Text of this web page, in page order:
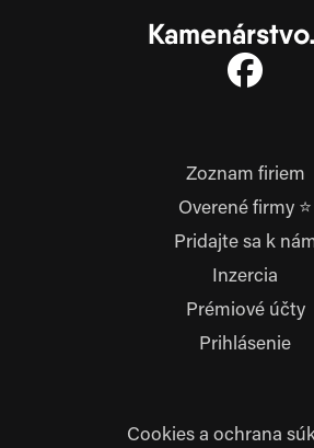
Zoznam firiem
Overené firmy ⭐
Pridajte sa k
Inzercia
Prémiové účty
Prihlásenie
Cookies a ochrana